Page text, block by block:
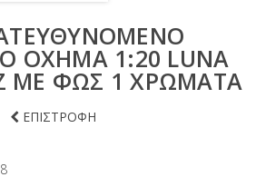
ΌΧΗΜΑ 1:20 LUNA
ΜΕ ΦΩΣ 1 ΧΡΏΜΑΤΑ
ΕΠΙΣΤΡΟΦΗ